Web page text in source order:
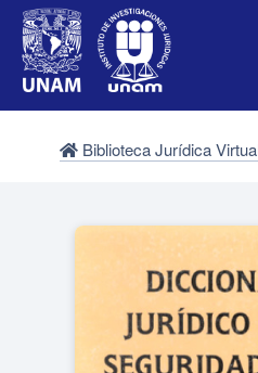
Biblioteca Jurídica